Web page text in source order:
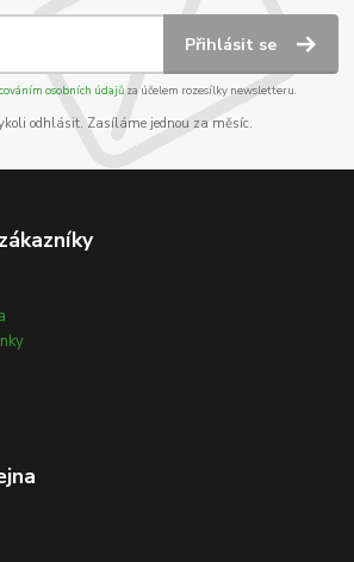
Přihlásit se
osobních údajůza účelem rozesílky newsletteru.
odhlásit. Zasíláme jednou za měsíc.